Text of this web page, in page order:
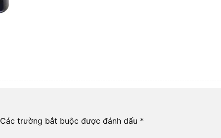
Các trường bắt buộc được đánh dấu *